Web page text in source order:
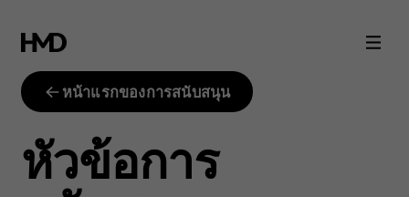
ใช้
หน้า
จอ
แยก:
หน้าแรกของการสนับสนุน
หัวข้อการ